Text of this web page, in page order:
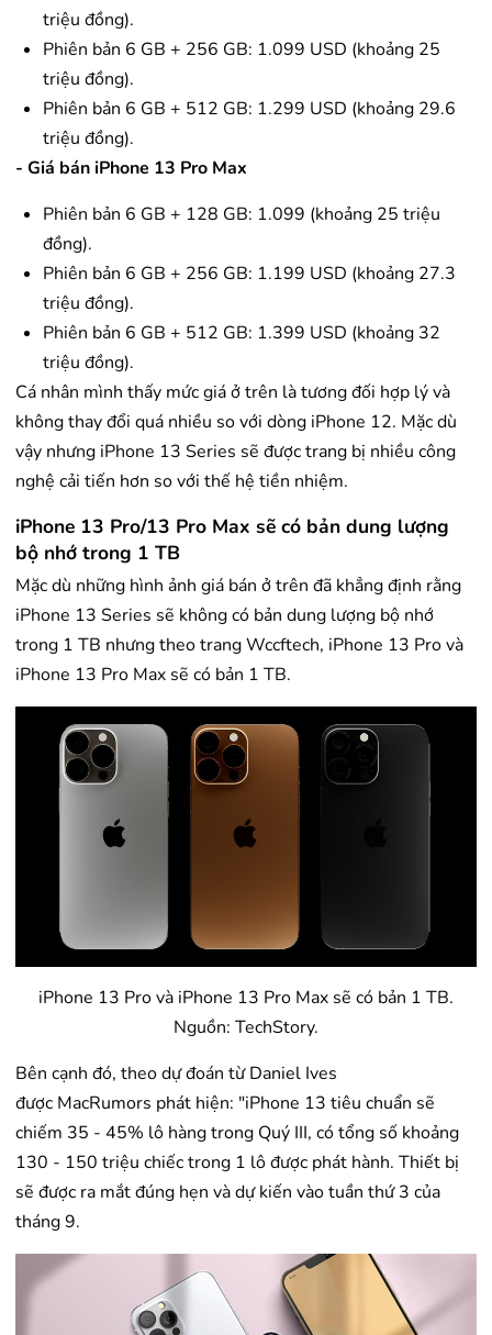
triệu đồng).
Phiên bản 6 GB + 256 GB: 1.099 USD (khoảng 25
triệu đồng).
Phiên bản 6 GB + 512 GB: 1.299 USD (khoảng 29.6
triệu đồng).
- Giá bán iPhone 13 Pro Max
Phiên bản 6 GB + 128 GB: 1.099 (khoảng 25 triệu
đồng).
Phiên bản 6 GB + 256 GB: 1.199 USD (khoảng 27.3
triệu đồng).
Phiên bản 6 GB + 512 GB: 1.399 USD (khoảng 32
triệu đồng).
Cá nhân mình thấy mức giá ở trên là tương đối hợp lý và
không thay đổi quá nhiều so với dòng iPhone 12. Mặc dù
vậy nhưng iPhone 13 Series sẽ được trang bị nhiều công
nghệ cải tiến hơn so với thế hệ tiền nhiệm.
iPhone 13 Pro/13 Pro Max sẽ có bản dung lượng
bộ nhớ trong 1 TB
Mặc dù những hình ảnh giá bán ở trên đã khẳng định rằng
iPhone 13 Series sẽ không có bản dung lượng bộ nhớ
trong 1 TB nhưng theo trang Wccftech, iPhone 13 Pro và
iPhone 13 Pro Max sẽ có bản 1 TB.
iPhone 13 Pro và iPhone 13 Pro Max sẽ có bản 1 TB.
Nguồn: TechStory.
Bên cạnh đó, theo dự đoán từ Daniel Ives
được MacRumors phát hiện: "iPhone 13 tiêu chuẩn sẽ
chiếm 35 - 45% lô hàng trong Quý III, có tổng số khoảng
130 - 150 triệu chiếc trong 1 lô được phát hành. Thiết bị
sẽ được ra mắt đúng hẹn và dự kiến vào tuần thứ 3 của
tháng 9.